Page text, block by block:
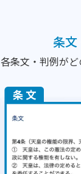
条文
各条文・判例が